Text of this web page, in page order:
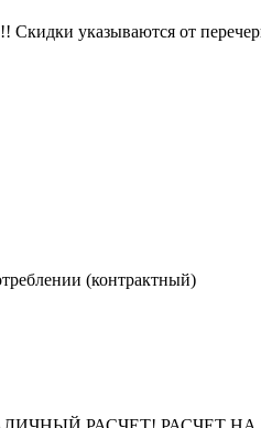
указываются от
(контрактный)